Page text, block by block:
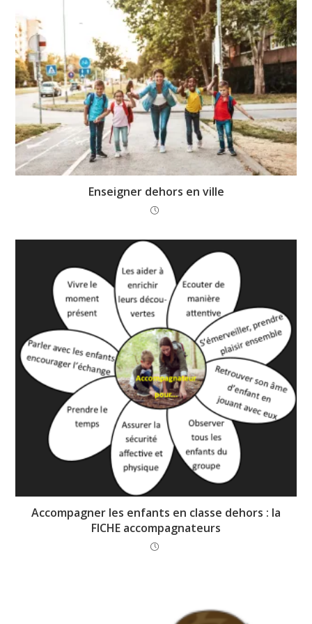
(et il en faut pour se lancer dans ce type
d’initiatives!).
Les parents suivent la démarche, équipent
leurs enfants.
Ces derniers, perdus au début, se prennent
vite au jeu et se lancent dans les activités proposées. Même
les plus réservés finissent par s’épanouir au contact des
fleurs, fruits et plantes du jardin!
Un espace d’apprentissage privilégié
Le jardin où Crystèle fait classe n’a rien d’exceptionnel, selon
ses propres dires. Il y a seulement“de l’herbe, des plates-
bandes, de l’air et du ciel”. Mais dans cet
espace sobre et
heureux
(l’un va souvent avec l’autre!), les enfants sont mis
en posture d’apprentissage de manière efficace.
Une stimulation tout en douceur
naturels (feuilles, bois, herbe, eau, terre, sable, oiseaux, etc.)
“une richesse sensorielle stimulante”
Enseigner dehors en ville
Accompagner les enfants en classe dehors : la
FICHE accompagnateurs